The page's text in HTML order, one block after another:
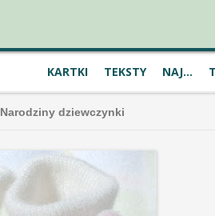
KARTKI TEKSTY NAJ...
Narodziny dziewczynki